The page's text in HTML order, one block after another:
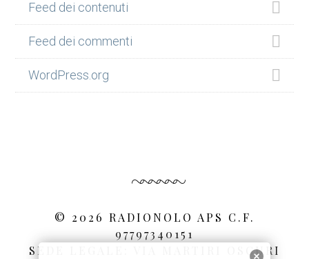
Feed dei contenuti
Feed dei commenti
WordPress.org
© 2026 RADIONOLO APS C.F.
97797340151
SEDE LEGALE: VIA MARTIRI OSCURI